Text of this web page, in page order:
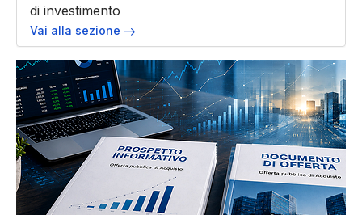
di investimento
Vai alla sezione